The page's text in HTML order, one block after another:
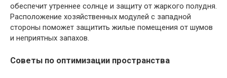
обеспечит утреннее солнце и защиту от жаркого полудня.
Расположение хозяйственных модулей с западной
стороны поможет защитить жилые помещения от шумов
и неприятных запахов.
Советы по оптимизации пространства